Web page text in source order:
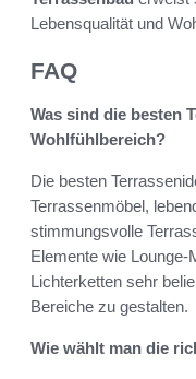
Lebensqualität und
FAQ
Was sind die besten
Wohlfühlbereich?
Die besten
Terrassenmöbel,
stimmungsvolle
Elemente wie Lounge-
Lichterketten sehr
Bereiche zu gestalten.
Wie wählt man die